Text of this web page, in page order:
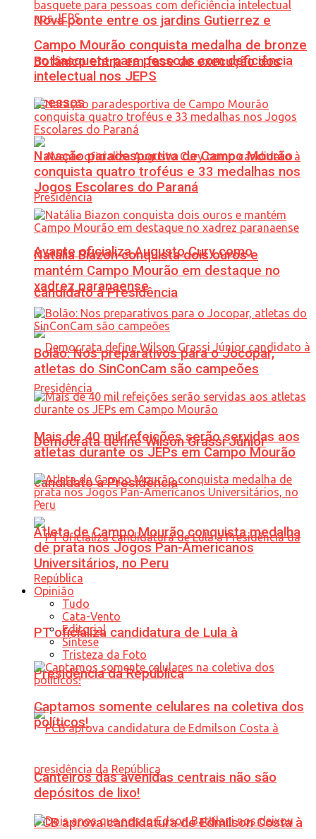
Nova ponte entre os jardins Gutierrez e
Botânico entra em fase de execução dos
acessos
Avante oficializa Augusto Cury como
candidato à Presidência
Democrata define Wilson Grassi Júnior
candidato à Presidência
PT oficializa candidatura de Lula à
Presidência da República
PCB aprova candidatura de Edmilson Costa à
Campo Mourão conquista medalha de bronze
no basquete para pessoas com deficiência
intelectual nos JEPS
Natação paradesportiva de Campo Mourão
conquista quatro troféus e 33 medalhas nos
Jogos Escolares do Paraná
Natália Biazon conquista dois ouros e
mantém Campo Mourão em destaque no
xadrez paranaense
Bolão: Nos preparativos para o Jocopar,
atletas do SinConCam são campeões
Mais de 40 mil refeições serão servidas aos
atletas durante os JEPs em Campo Mourão
Atleta de Campo Mourão conquista medalha
de prata nos Jogos Pan-Americanos
Universitários, no Peru
Opinião
Tudo
Cata-Vento
Editorial
Síntese
Tristeza da Foto
Captamos somente celulares na coletiva dos
políticos!
Canteiros das avenidas centrais não são
depósitos de lixo!